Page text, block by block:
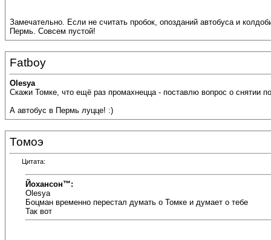
Замечательно. Если не считать пробок, опозданий автобуса и
Пермь. Совсем пустой!
Fatboy
Olesya
Скажи Томке, что ещё раз промахнецца - поставлю вопрос о снятии
А автобус в Пермь луцце! :)
Томоэ
Цитата:
Йохансон™:
Olesya
Боцман временно перестал думать о Томке и думает о тебе
Так вот